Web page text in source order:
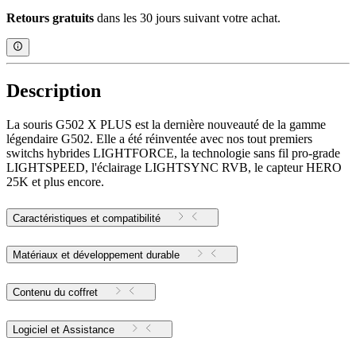
Retours gratuits dans les 30 jours suivant votre achat.
Description
La souris G502 X PLUS est la dernière nouveauté de la gamme
légendaire G502. Elle a été réinventée avec nos tout premiers
switchs hybrides LIGHTFORCE, la technologie sans fil pro-grade
LIGHTSPEED, l'éclairage LIGHTSYNC RVB, le capteur HERO
25K et plus encore.
Caractéristiques et compatibilité
Matériaux et développement durable
Contenu du coffret
Logiciel et Assistance